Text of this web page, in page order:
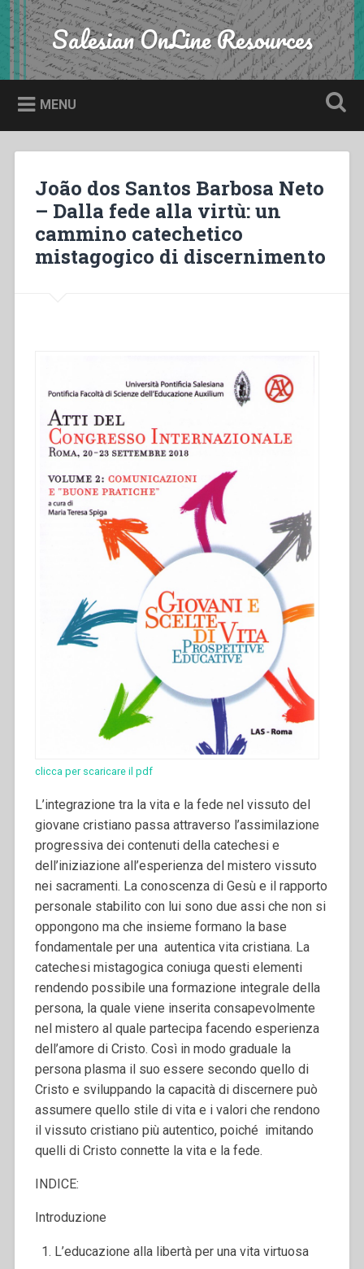
Skip
to
content
Search Salesian OnLine Resources
MENU
João dos Santos Barbosa Neto
– Dalla fede alla virtù: un
cammino catechetico
mistagogico di discernimento
clicca per scaricare il pdf
L’integrazione tra la vita e la fede nel vissuto del
giovane cristiano passa attraverso l’assimilazione
progressiva dei contenuti della catechesi e
dell’iniziazione all’esperienza del mistero vissuto
nei sacramenti. La conoscenza di Gesù e il rapporto
personale stabilito con lui sono due assi che non si
oppongono ma che insieme formano la base
fondamentale per una autentica vita cristiana. La
catechesi mistagogica coniuga questi elementi
rendendo possibile una formazione integrale della
persona, la quale viene inserita consapevolmente
nel mistero al quale partecipa facendo esperienza
dell’amore di Cristo. Così in modo graduale la
persona plasma il suo essere secondo quello di
Cristo e sviluppando la capacità di discernere può
assumere quello stile di vita e i valori che rendono
il vissuto cristiano più autentico, poiché imitando
quelli di Cristo connette la vita e la fede.
INDICE:
Introduzione
L’educazione alla libertà per una vita virtuosa